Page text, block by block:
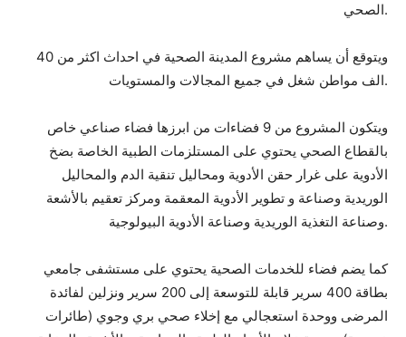
الصحي.
ويتوقع أن يساهم مشروع المدينة الصحية في احداث اكثر من 40
الف مواطن شغل في جميع المجالات والمستويات.
ويتكون المشروع من 9 فضاءات من ابرزها فضاء صناعي خاص
بالقطاع الصحي يحتوي على المستلزمات الطبية الخاصة بضخ
الأدوية على غرار حقن الأدوية ومحاليل تنقية الدم والمحاليل
الوريدية وصناعة و تطوير الأدوية المعقمة ومركز تعقيم بالأشعة
وصناعة التغذية الوريدية وصناعة الأدوية البيولوجية.
كما يضم فضاء للخدمات الصحية يحتوي على مستشفى جامعي
بطاقة 400 سرير قابلة للتوسعة إلى 200 سرير ونزلين لفائدة
المرضى ووحدة استعجالي مع إخلاء صحي بري وجوي (طائرات